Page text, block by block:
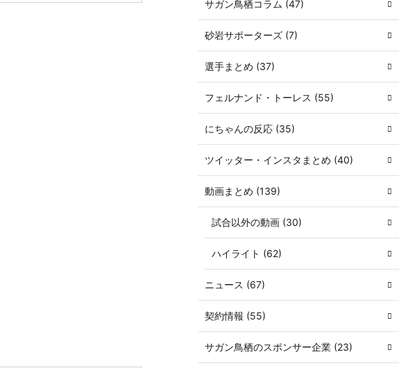
サガン鳥栖コラム (47)
砂岩サポーターズ (7)
選手まとめ (37)
フェルナンド・トーレス (55)
にちゃんの反応 (35)
ツイッター・インスタまとめ (40)
動画まとめ (139)
試合以外の動画 (30)
ハイライト (62)
ニュース (67)
契約情報 (55)
サガン鳥栖のスポンサー企業 (23)